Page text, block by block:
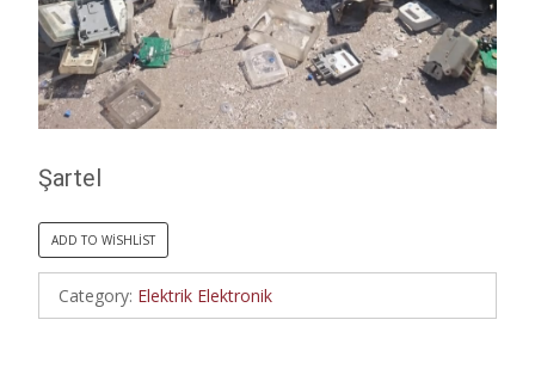
Şartel
ADD TO WISHLIST
Category: Elektrik Elektronik